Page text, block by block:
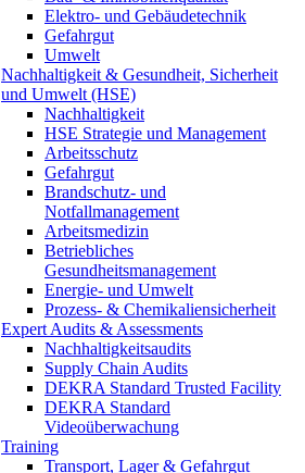
Elektro- und Gebäudetechnik
Gefahrgut
Umwelt
Nachhaltigkeit & Gesundheit, Sicherheit
und Umwelt (HSE)
Nachhaltigkeit
HSE Strategie und Management
Arbeitsschutz
Gefahrgut
Brandschutz- und
Notfallmanagement
Arbeitsmedizin
Betriebliches
Gesundheitsmanagement
Energie- und Umwelt
Prozess- & Chemikaliensicherheit
Expert Audits & Assessments
Nachhaltigkeitsaudits
Supply Chain Audits
DEKRA Standard Trusted Facility
DEKRA Standard
Videoüberwachung
Training
Transport, Lager & Gefahrgut